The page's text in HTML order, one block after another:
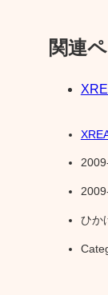
関連
ひか